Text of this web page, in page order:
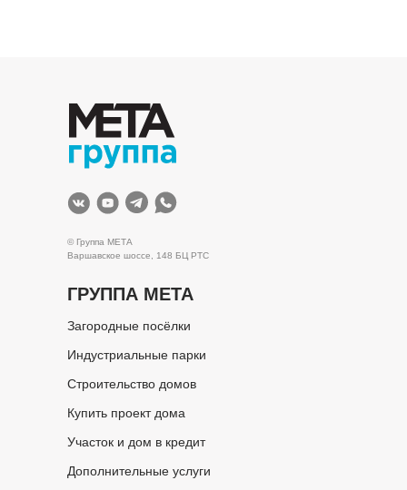
© Группа МЕТА
Варшавское шоссе, 148 БЦ РТС
ГРУППА МЕТА
Загородные посёлки
Индустриальные парки
Строительство домов
Купить проект дома
Участок и дом в кредит
Дополнительные услуги